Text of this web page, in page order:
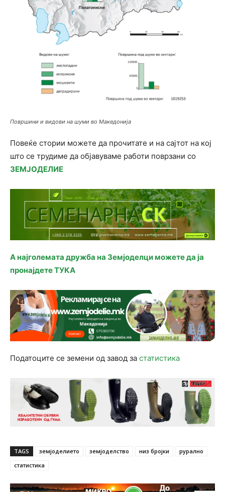
Површини и видови на шуми во Македонија
Повеќе стории можете да прочитате и на сајтот на кој
што се трудиме да објавуваме работи поврзани со
ЗЕМЈОДЕЛИЕ
А најголемата дружба на Земјоделци можете да ја
пронајдете ТУКА
Податоците се земени од завод за статистика
TAGS земјоделието земјоделство низ бројки
рурално
статистика